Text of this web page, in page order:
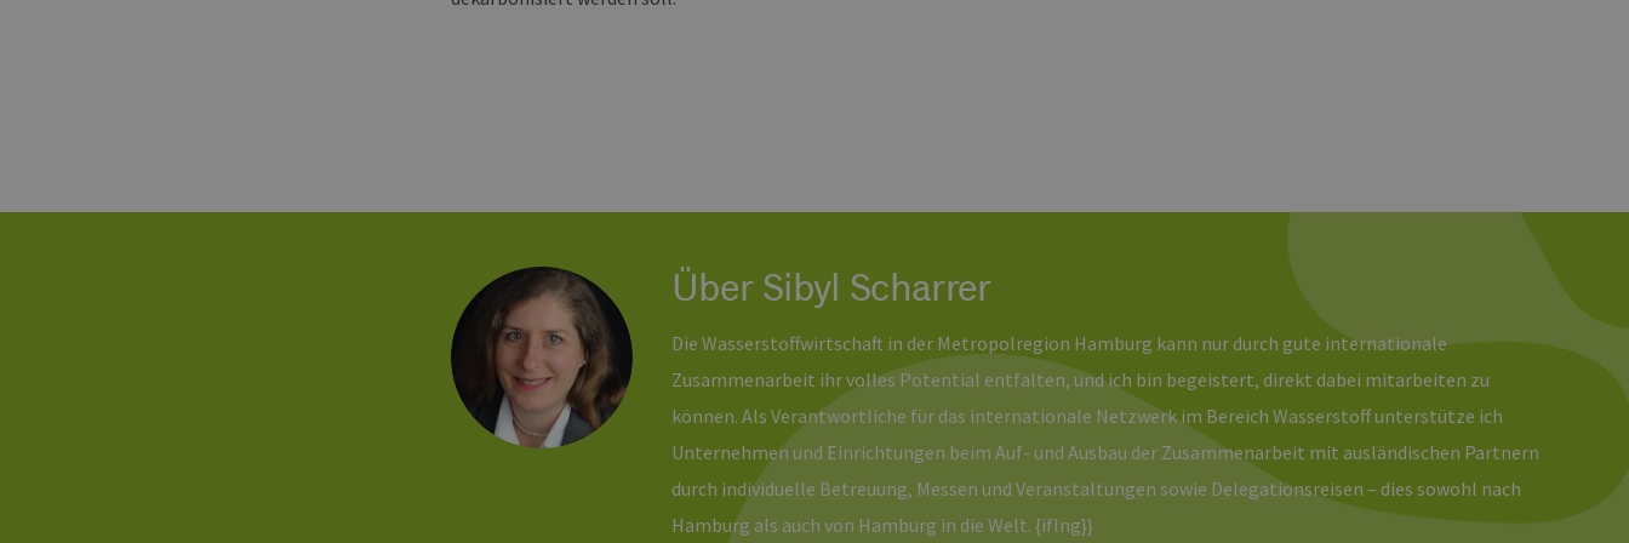
Über Sibyl Scharrer
Die Wasserstoffwirtschaft in der Metropolregion Hamburg kann nur durch gute internationale
Zusammenarbeit ihr volles Potential entfalten, und ich bin begeistert, direkt dabei mitarbeiten zu
können. Als Verantwortliche für das internationale Netzwerk im Bereich Wasserstoff unterstütze ich
Unternehmen und Einrichtungen beim Auf- und Ausbau der Zusammenarbeit mit ausländischen Partnern
durch individuelle Betreuung, Messen und Veranstaltungen sowie Delegationsreisen – dies sowohl nach
Hamburg als auch von Hamburg in die Welt. {iflng}}